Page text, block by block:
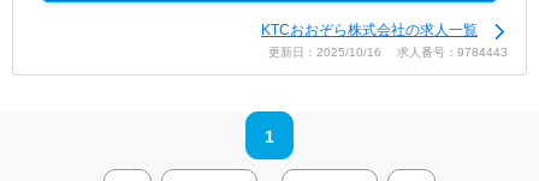
KTCおおぞら株式会社の求人一覧
更新日：2025/10/16 求人番号：9784443
1